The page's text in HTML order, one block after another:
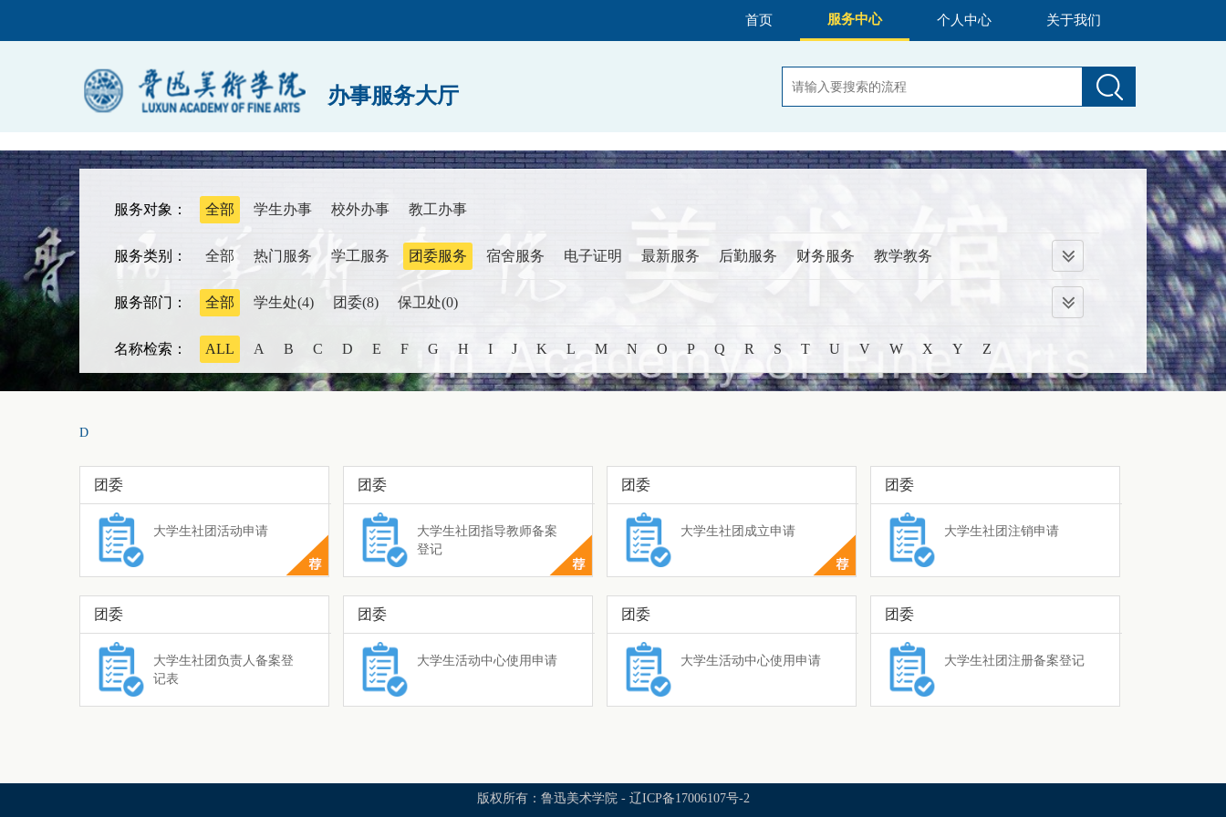
首页 服务中心 个人中心 关于我们
办事服务大厅
服务对象： 全部 学生办事 校外办事 教工办事
服务类别： 全部 热门服务 学工服务 团委服务 宿舍服务 电子证明 最新服务 后勤服务 财务服务 教学教务
服务部门： 全部 学生处(4) 团委(8) 保卫处(0)
名称检索： ALL A B C D E F G H I J K L M N O P Q R S T U V W X Y Z
D
团委
大学生社团活动申请
团委
大学生社团指导教师备案
登记
团委
大学生社团成立申请
团委
大学生社团注销申请
团委
大学生社团负责人备案登
记表
团委
大学生活动中心使用申请
团委
大学生活动中心使用申请
团委
大学生社团注册备案登记
版权所有：鲁迅美术学院 - 辽ICP备17006107号-2